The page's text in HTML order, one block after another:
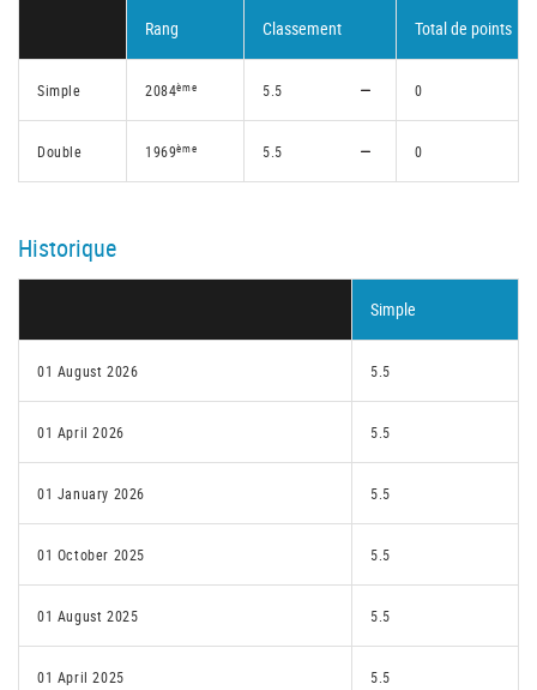
Rang Classement Total de points
Simple 2084ème 5.5 0
Double 1969ème 5.5 0
Historique
Simple
01 August 2026 5.5
01 April 2026 5.5
01 January 2026 5.5
01 October 2025 5.5
01 August 2025 5.5
01 April 2025 5.5